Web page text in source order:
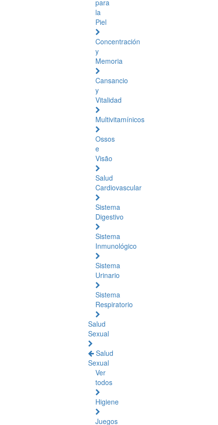
para
la
Piel
Concentración
y
Memoria
Cansancio
y
Vitalidad
Multivitamínicos
Ossos
e
Visão
Salud
Cardiovascular
Sistema
Digestivo
Sistema
Inmunológico
Sistema
Urinario
Sistema
Respiratorio
Salud
Sexual
Salud
Sexual
Ver
todos
Higiene
Juegos